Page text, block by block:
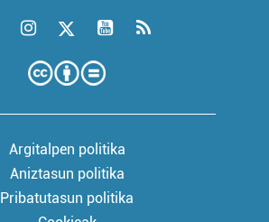
Argitalpen politika
Aniztasun politika
Pribatutasun politika